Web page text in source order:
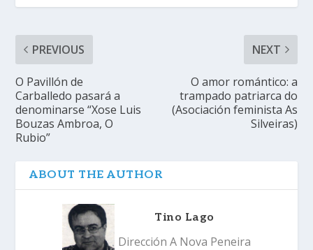
PREVIOUS
O Pavillón de
Carballedo pasará a
denominarse “Xose Luis
Bouzas Ambroa, O
Rubio”
NEXT
O amor romántico: a
trampado patriarca do
(Asociación feminista As
Silveiras)
ABOUT THE AUTHOR
Tino Lago
Dirección A Nova Peneira